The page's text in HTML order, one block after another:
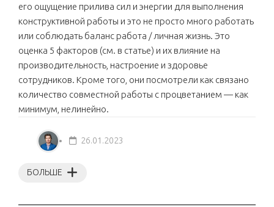
его ощущение прилива сил и энергии для выполнения
конструктивной работы и это не просто много работать
или соблюдать баланс работа / личная жизнь. Это
оценка 5 факторов (см. в статье) и их влияние на
производительность, настроение и здоровье
сотрудников. Кроме того, они посмотрели как связано
количество совместной работы с процветанием — как
минимум, нелинейно.
БОЛЬШЕ
26.01.2023